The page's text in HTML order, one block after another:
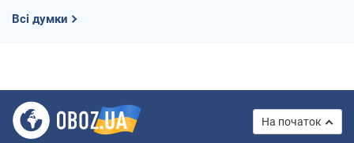
Всі думки
На початок